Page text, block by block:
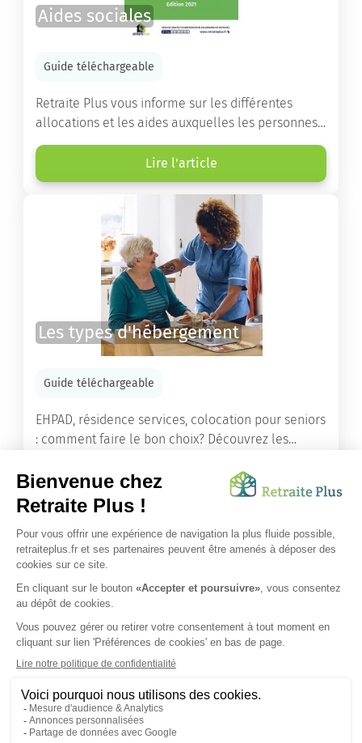
Aides sociales
Guide téléchargeable
Retraite Plus vous informe sur les différentes
allocations et les aides auxquelles les personnes
âgées ont droit pour financer un séjour en maison
de retraite ou un maintien à domicile.
Lire l'article
Les types d'hébergement
Guide téléchargeable
EHPAD, résidence services, colocation pour seniors
: comment faire le bon choix? Découvrez les
ainés.
Lire l'article
Vous avez besoin d’une aide de nos équipes ?
Obtenir les tarifs & disponibilités
SUIVEZ-NOUS SUR :
Protection données personnelles